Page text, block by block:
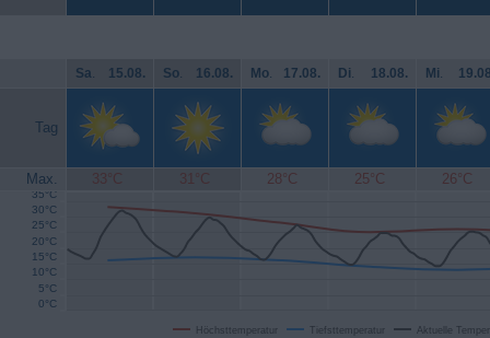
Sa. 15.08. So. 16.08. Mo. 17.08. Di. 18.08. Mi.
Tag
Max. 33°C 31°C 28°C 25°C 26°C
Höchsttemperatur Tiefsttemperatur Aktuelle
0°C
5°C
10°C
15°C
20°C
25°C
30°C
35°C